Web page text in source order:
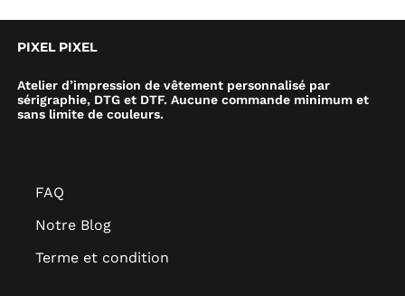
PIXEL PIXEL
Atelier d’impression de vêtement personnalisé par
sérigraphie, DTG et DTF. Aucune commande minimum et
sans limite de couleurs.
FAQ
Notre Blog
Terme et condition